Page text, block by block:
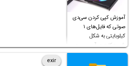
آموزش کپی کردن سی‌دی
صوتی که فایل‌های ۱
کیلوبایتی به شکل
شورت‌کات در آن موجود
است!
exir